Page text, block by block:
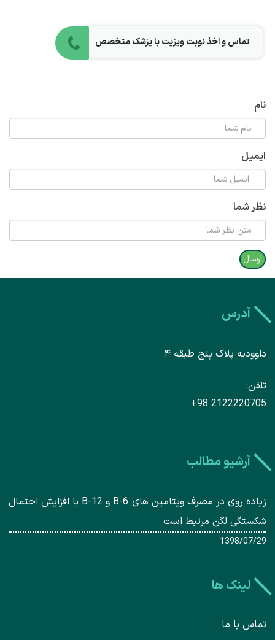
تماس و اخذ نوبت ویزیت با پزشک متخصص
نام
ایمیل
نظر شما
آدرس
داوودیه پلاک پنج طبقه ۴
تلفن
+98 2122220705
آرشیو مطالب
زیاده روی در مصرف ویتامین های B-6 و B-12 با افزایش احتمال
شکستگی لگن مرتبط است
1398/07/29
لینک ها
تماس با ما